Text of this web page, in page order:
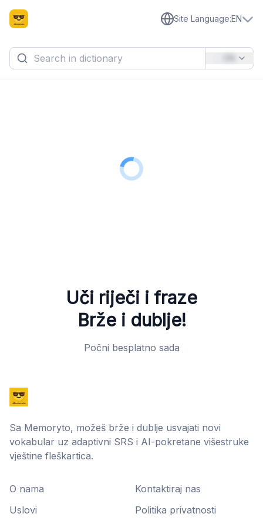
Site Language:EN
Uči riječi i fraze
Brže i dublje!
Počni besplatno sada
Sa Memoryto, možeš brže i dublje usvajati novi
vokabular uz adaptivni SRS i AI-pokretane višestruke
vještine fleškartica.
O nama
Kontaktiraj nas
Uslovi
Politika privatnosti